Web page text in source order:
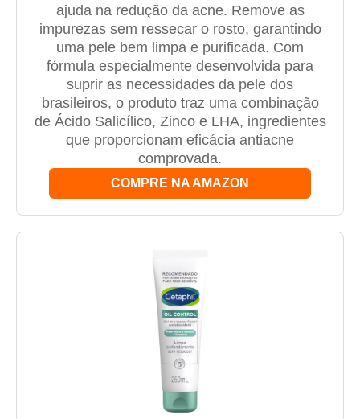
ajuda na redução da acne. Remove as
impurezas sem ressecar o rosto, garantindo
uma pele bem limpa e purificada. Com
fórmula especialmente desenvolvida para
suprir as necessidades da pele dos
brasileiros, o produto traz uma combinação
de Ácido Salicílico, Zinco e LHA, ingredientes
que proporcionam eficácia antiacne
comprovada.
COMPRE NA AMAZON